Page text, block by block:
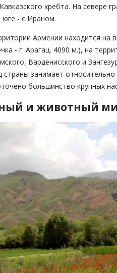
хребта. На севере
юге - с Ираном.
Армении находится на
- г. Арагац, 4090 м.), на
Варденисского и
занимает
большинство крупных
и животный